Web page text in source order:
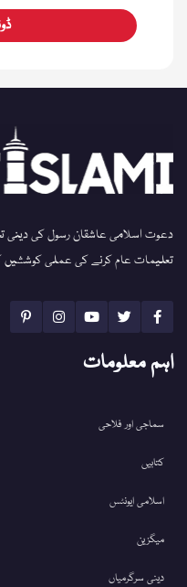
دعوت اسلامی عاشقان رسول کی دینی
تعلیمات عام کرنے کی عملی
اہم معلومات
سماجی اور فلاحی
کتابیں
اسلامی ایونٹس
میگزین
دینی سرگرمیاں